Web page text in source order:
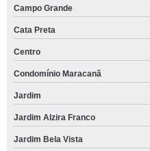
Campo Grande
Cata Preta
Centro
Condomínio Maracanã
Jardim
Jardim Alzira Franco
Jardim Bela Vista